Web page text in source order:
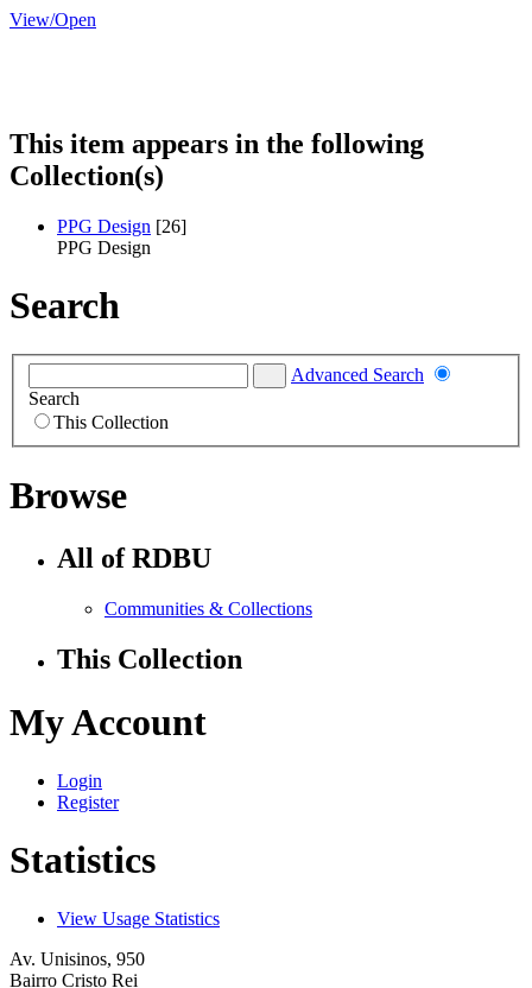
View/Open
This item appears in the following
Collection(s)
PPG Design [26]
PPG Design
Search
Advanced Search
Search
This Collection
Browse
All of RDBU
Communities & Collections
This Collection
My Account
Login
Register
Statistics
View Usage Statistics
Av. Unisinos, 950
Bairro Cristo Rei